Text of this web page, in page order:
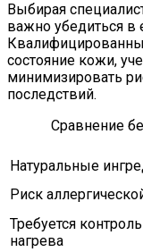
Выбирая
важно убедиться в
состояние кожи,
минимизировать
последствий.
Сравнение
Натуральные
Риск
Требуется
нагрева